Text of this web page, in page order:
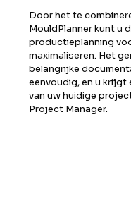
Door het te
MouldPlanner kunt u
productieplanning
maximaliseren. Het
belangrijke
eenvoudig, en u
van uw huidige
Project Manager.